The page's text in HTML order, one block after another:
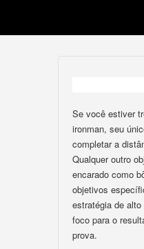
Se você estiver
ironman, seu
completar a
Qualquer outro
encarado como
objetivos
estratégia de
foco para o
prova.